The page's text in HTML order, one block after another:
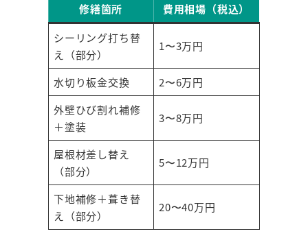
修繕箇所
費用相場（税込）
シーリング打ち替
え（部分）
1〜3万円
水切り板金交換
2〜6万円
外壁ひび割れ補修
＋塗装
3〜8万円
屋根材差し替え
（部分）
5〜12万円
下地補修＋葺き替
え（部分）
20〜40万円